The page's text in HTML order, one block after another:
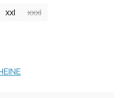
xxl xxxl